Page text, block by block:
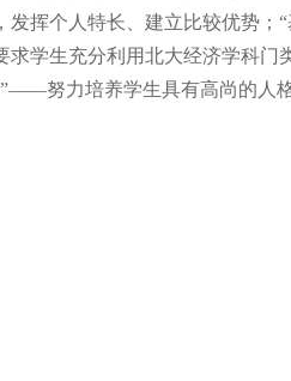
发挥个人特长、建立比较优势
学生充分利用北大经济学科
努力培养学生具有高尚的人